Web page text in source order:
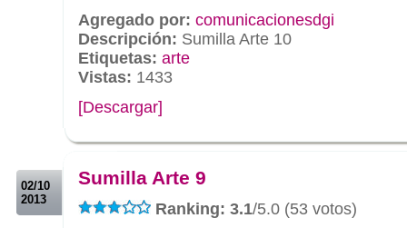
Agregado por: comunicacionesdgi
Descripción: Sumilla Arte 10
Etiquetas: arte
Vistas: 1433
[Descargar]
02/10
2013
Sumilla Arte 9
Ranking: 3.1/5.0 (53 votos)